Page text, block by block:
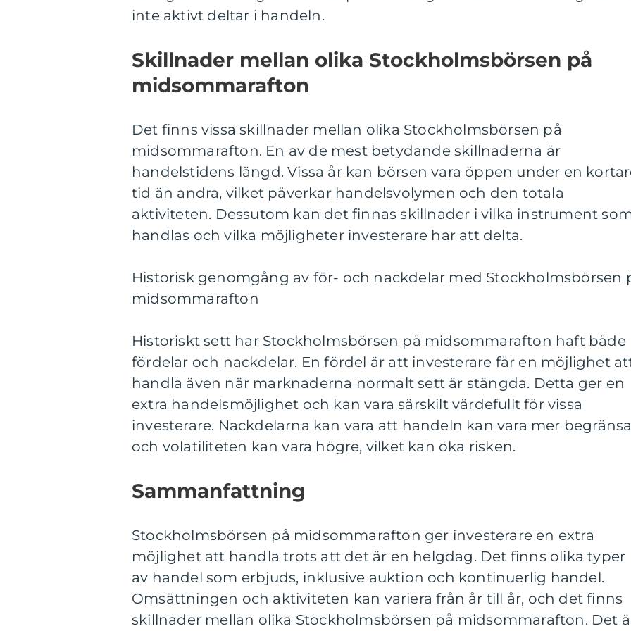
inte aktivt deltar i handeln.
Skillnader mellan olika Stockholmsbörsen på
midsommarafton
Det finns vissa skillnader mellan olika Stockholmsbörsen på
midsommarafton. En av de mest betydande skillnaderna är
handelstidens längd. Vissa år kan börsen vara öppen under en
tid än andra, vilket påverkar handelsvolymen och den totala
aktiviteten. Dessutom kan det finnas skillnader i vilka instrument
handlas och vilka möjligheter investerare har att delta.
Historisk genomgång av för- och nackdelar med Stockholmsbörsen
midsommarafton
Historiskt sett har Stockholmsbörsen på midsommarafton haft både
fördelar och nackdelar. En fördel är att investerare får en möjlighet
handla även när marknaderna normalt sett är stängda. Detta ger en
extra handelsmöjlighet och kan vara särskilt värdefullt för vissa
investerare. Nackdelarna kan vara att handeln kan vara mer
och volatiliteten kan vara högre, vilket kan öka risken.
Sammanfattning
Stockholmsbörsen på midsommarafton ger investerare en extra
möjlighet att handla trots att det är en helgdag. Det finns olika typer
av handel som erbjuds, inklusive auktion och kontinuerlig handel.
Omsättningen och aktiviteten kan variera från år till år, och det finns
skillnader mellan olika Stockholmsbörsen på midsommarafton. Det